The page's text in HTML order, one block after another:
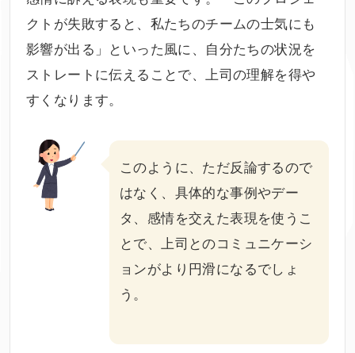
クトが失敗すると、私たちのチームの士気にも
影響が出る」といった風に、自分たちの状況を
ストレートに伝えることで、上司の理解を得や
すくなります。
このように、ただ反論するので
はなく、具体的な事例やデー
タ、感情を交えた表現を使うこ
とで、上司とのコミュニケーシ
ョンがより円滑になるでしょ
う。